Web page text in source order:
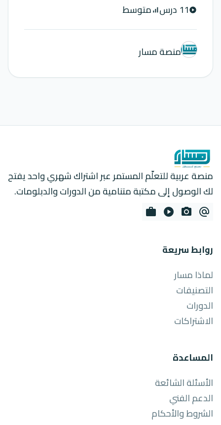
play_circle11 درس signal_cellular_alt متوسط
منصة مسار
منصة عربية للتعلّم المستمر عبر اشتراك شهري واحد يفتح
لك الوصول إلى مكتبة متنامية من الدورات والدبلومات.
alternate_email
photo_camera
play_circle
work
روابط سريعة
لماذا مسار
التصنيفات
الدورات
الاشتراكات
المساعدة
الأسئلة الشائعة
الدعم الفني
الشروط والأحكام